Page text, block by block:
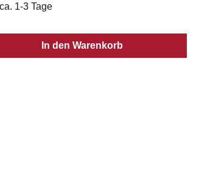
1-3 Tage
den gewünschten Wert ein
In den Warenkorb